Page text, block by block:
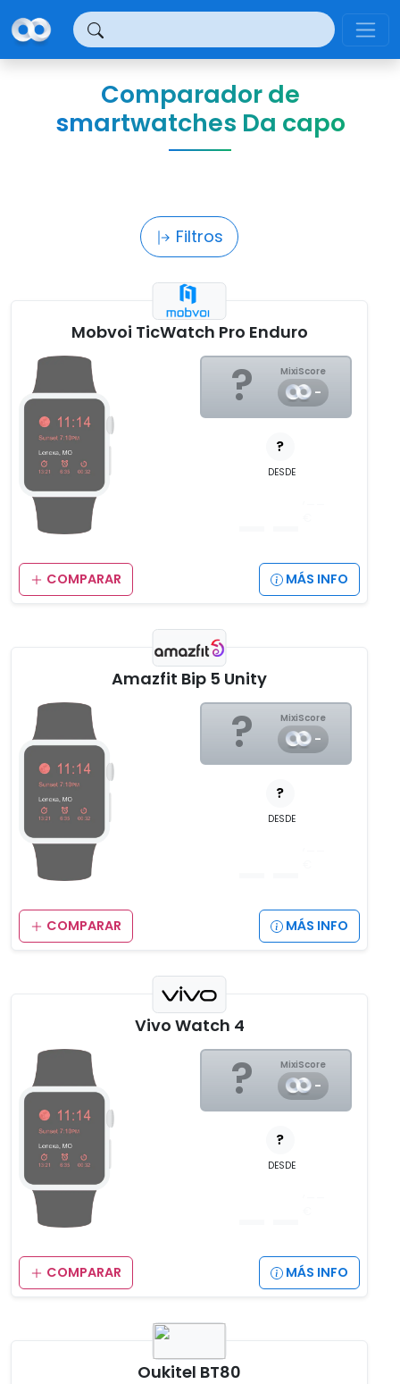
Comparador de
smartwatches Da capo
Filtros
Mobvoi TicWatch Pro Enduro
? MixiScore
-
?
DESDE
COMPARAR MÁS INFO
Amazfit Bip 5 Unity
? MixiScore
-
?
DESDE
COMPARAR MÁS INFO
Vivo Watch 4
? MixiScore
-
?
DESDE
COMPARAR MÁS INFO
Oukitel BT80
Panel de gestión de cookies